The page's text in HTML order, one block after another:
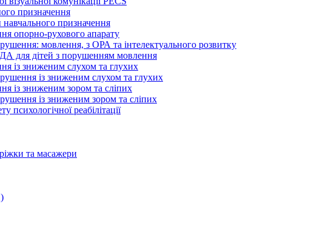
призначення
призначення
опорно-рухового апарату
мовлення, з ОРА та інтелектуального розвитку
для дітей з порушенням мовлення
із зниженим слухом та глухих
із зниженим слухом та глухих
із зниженим зором та сліпих
із зниженим зором та сліпих
психологічної реабілітації
та масажери